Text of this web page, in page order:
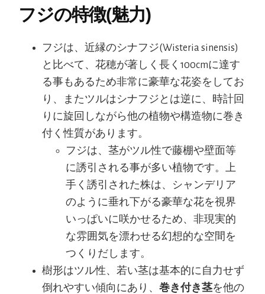
フジの特徴(魅力)
フジは、近縁のシナフジ(Wisteria sinensis)
と比べて、花穂が著しく長く100cmに達す
る事もあるため非常に豪華な花姿をしてお
り、またツルはシナフジとは逆に、時計回
りに旋回しながら他の植物や構造物に巻き
付く性質があります。
フジは、茎がツル性で藤棚や壁面等
に誘引される事が多い植物です。上
手く誘引された株は、シャンデリア
のように垂れ下がる豪華な花を視界
いっぱいに咲かせるため、非現実的
な雰囲気を漂わせる幻想的な空間を
つくりだします。
樹形はツル性、若い茎は基本的に自力せず
倒れやすい傾向にあり、巻き付き茎を他の